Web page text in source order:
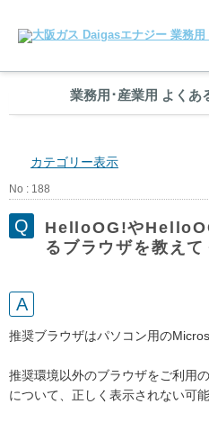
業務用 ･産業用 よくあ
カテゴリー表示
No : 188
HelloOG!や
るブラウザを教えて
推奨ブラウザはパソコン用の
推奨環境以外のブラウザをご利用
について、正しく表示されない可